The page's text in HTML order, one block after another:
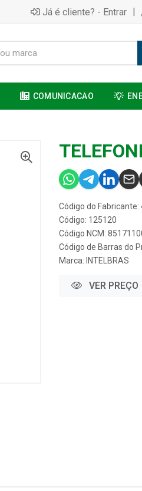
Já é cliente? - Entrar |
COMUNICACAO
Código do Fabricante:
Código: 125120
Código NCM:
Código de Barras do
Marca: INTELBRAS
VER PREÇO